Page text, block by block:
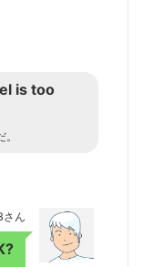
is too
さん